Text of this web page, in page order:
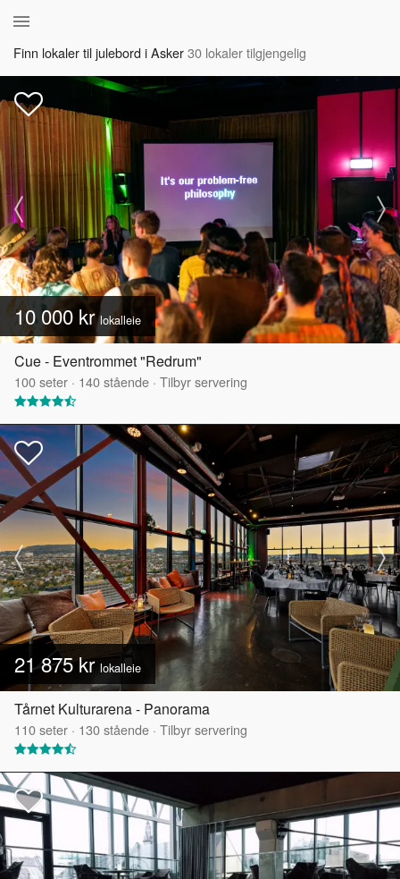
Finn lokaler til julebord i Asker30 lokaler tilgjengelig
10 000 krlokalleie
Cue - Eventrommet "Redrum"
100seter · 140stående · Tilbyr servering
21 875 krlokalleie
Tårnet Kulturarena - Panorama
110seter · 130stående · Tilbyr servering